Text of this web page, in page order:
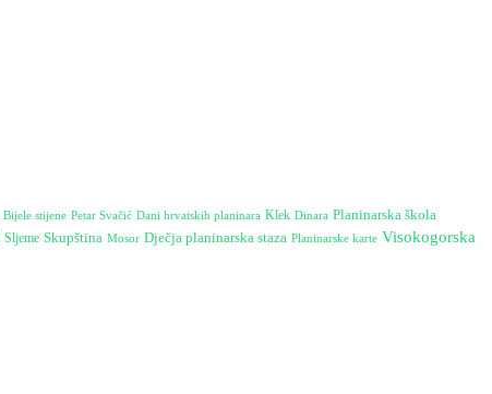
Bijele stijene Petar Svačić Dani hrvatskih planinara Klek Dinara Planinarska škola
Sljeme Skupština Mosor Dječja planinarska staza Planinarske karte Visokogorska